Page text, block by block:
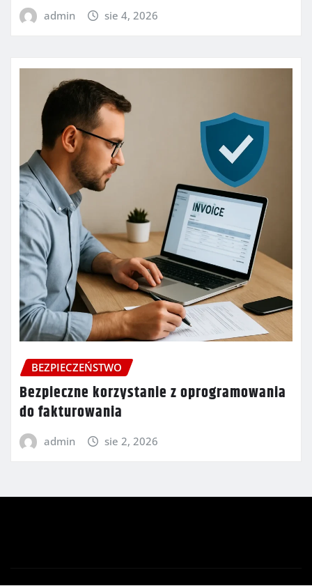
admin sie 4, 2026
BEZPIECZEŃSTWO
Bezpieczne korzystanie z oprogramowania
do fakturowania
admin sie 2, 2026